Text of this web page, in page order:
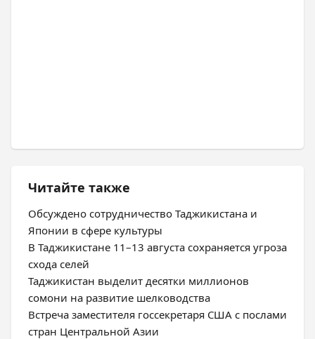
Читайте также
Обсуждено сотрудничество Таджикистана и
Японии в сфере культуры
В Таджикистане 11–13 августа сохраняется угроза
схода селей
Таджикистан выделит десятки миллионов
сомони на развитие шелководства
Встреча заместителя госсекретаря США с послами
стран Центральной Азии